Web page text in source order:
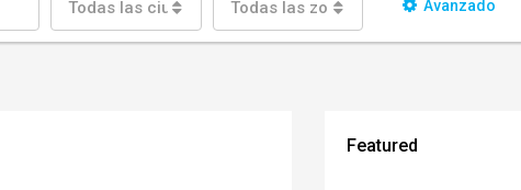
Todas las ciudades Todas las zonas Avanzado
Featured